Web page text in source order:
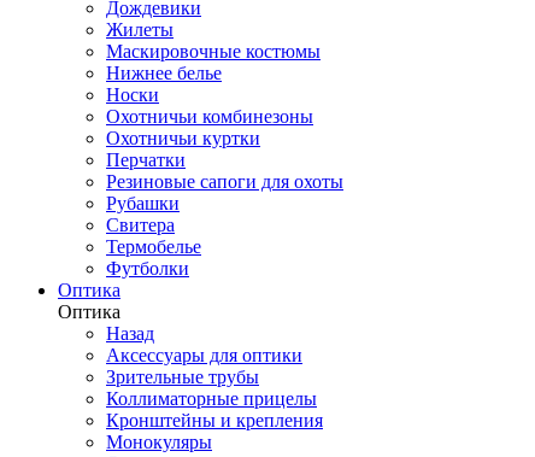
Дождевики
Жилеты
Маскировочные костюмы
Нижнее белье
Носки
Охотничьи комбинезоны
Охотничьи куртки
Перчатки
Резиновые сапоги для охоты
Рубашки
Свитера
Термобелье
Футболки
Оптика
Оптика
Назад
Аксессуары для оптики
Зрительные трубы
Коллиматорные прицелы
Кронштейны и крепления
Монокуляры